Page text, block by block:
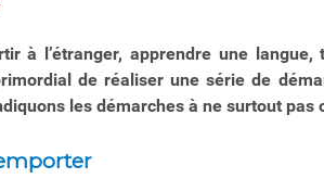
à l’étranger, apprendre une
de réaliser une série de
les démarches à ne surtout pas